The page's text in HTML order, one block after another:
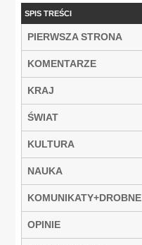
SPIS TREŚCI
PIERWSZA STRONA
KOMENTARZE
KRAJ
ŚWIAT
KULTURA
NAUKA
KOMUNIKATY+DROBNE
OPINIE